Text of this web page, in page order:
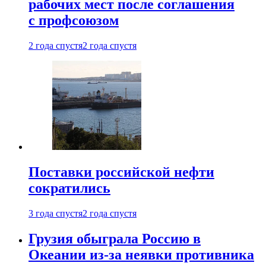
рабочих мест после соглашения
с профсоюзом
2 года спустя2 года спустя
Поставки российской нефти
сократились
3 года спустя2 года спустя
Грузия обыграла Россию в
Океании из-за неявки противника